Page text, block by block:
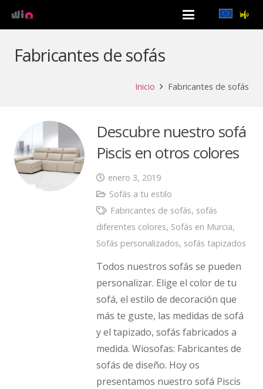
Fabricantes de sofás
Inicio Fabricantes de sofás
Descubre nuestro sofá
Piscis en otros colores
enero 3, 2019
Sofás a tu estilo
Fabricantes de sofás, sofás
diferentes colores, Sofás en Murcia,
Sofás personalizados, sofás tapizados
Todos nuestros sofás se pueden
personalizar. Elige el color de tu
sofá, el estilo de decoración que
más te guste, las medidas de sofá
y el tapizado, sofás fabricados a
medida. Wiosofas: Fabricantes de
sofás de diseño. Hoy os
presentamos nuestro sofá Piscis